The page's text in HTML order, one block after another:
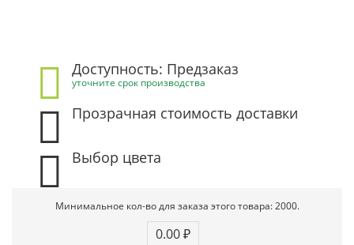
Доступность: Предзаказ
уточните срок производства
Прозрачная стоимость доставки
Выбор цвета
Минимальное кол-во для заказа этого товара: 2000.
0.00 ₽